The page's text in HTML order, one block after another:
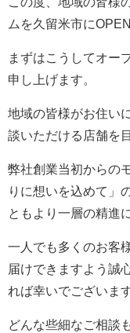
ムを久留米市に
まずはこうしてオー
申し上げます。
地域の皆様がお住い
談いただける店舗を
弊社創業当初からの
りに想いを込めて」
ともより一層の精進
一人でも多くのお客
届けできますよう誠
れば幸いでございます
どんな些細なご相談